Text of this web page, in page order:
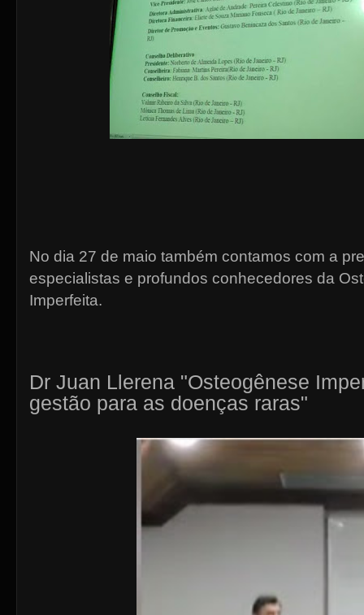
No dia 27 de maio também contamos com a
especialistas e profundos conhecedores da
Imperfeita.
Dr Juan Llerena "Osteogênese
gestão para as doenças raras"